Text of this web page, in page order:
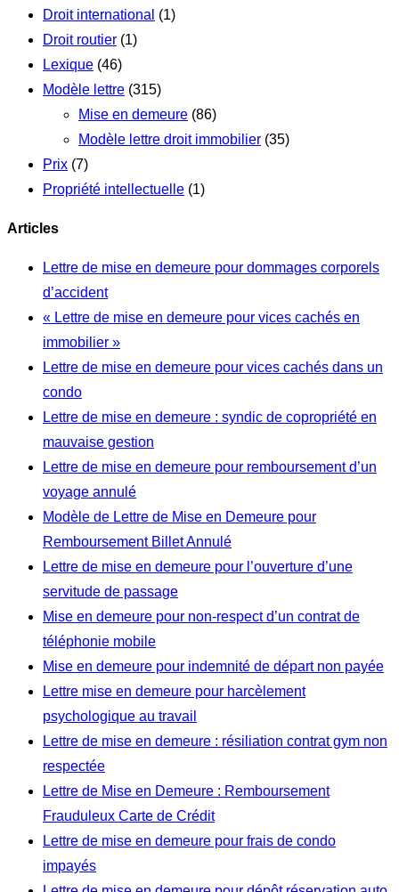
Droit international (1)
Droit routier (1)
Lexique (46)
Modèle lettre (315)
Mise en demeure (86)
Modèle lettre droit immobilier (35)
Prix (7)
Propriété intellectuelle (1)
Articles
Lettre de mise en demeure pour dommages corporels
d’accident
« Lettre de mise en demeure pour vices cachés en
immobilier »
Lettre de mise en demeure pour vices cachés dans un
condo
Lettre de mise en demeure : syndic de copropriété en
mauvaise gestion
Lettre de mise en demeure pour remboursement d’un
voyage annulé
Modèle de Lettre de Mise en Demeure pour
Remboursement Billet Annulé
Lettre de mise en demeure pour l’ouverture d’une
servitude de passage
Mise en demeure pour non-respect d’un contrat de
téléphonie mobile
Mise en demeure pour indemnité de départ non payée
Lettre mise en demeure pour harcèlement
psychologique au travail
Lettre de mise en demeure : résiliation contrat gym non
respectée
Lettre de Mise en Demeure : Remboursement
Frauduleux Carte de Crédit
Lettre de mise en demeure pour frais de condo
impayés